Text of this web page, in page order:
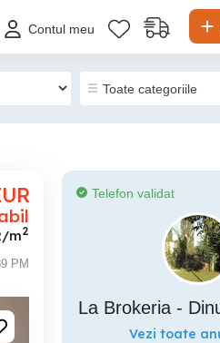
Contul meu
m2
PM
Telefon validat
La Brokeria -
Vezi toate